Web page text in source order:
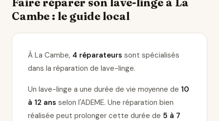
Cambe : le guide local
À La Cambe, 4 réparateurs sont spécialisés
dans la réparation de lave-linge.
Un lave-linge a une durée de vie moyenne de 10
à 12 ans selon l'ADEME. Une réparation bien
réalisée peut prolonger cette durée de 5 à 7